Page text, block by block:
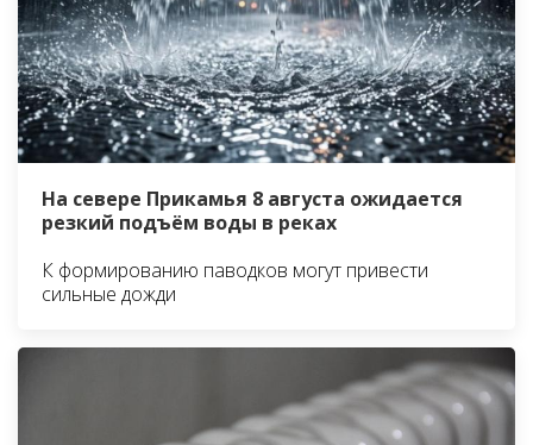
На севере Прикамья 8 августа ожидается
резкий подъём воды в реках
К формированию паводков могут привести
сильные дожди